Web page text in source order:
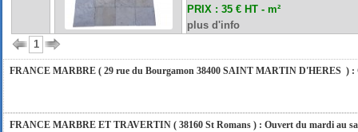
PRIX : 35 € HT - m²
plus d'info
1
FERMETURE POUR CONGES ANNUELS : Nous serons fermés du 10 au 31
vous répondrons dans les meilleurs délais. Nous aurons le plaisir de vous
FRANCE MARBRE ( 29 rue du Bourgamon 38400 SAINT MARTIN D'HERES ) :
FRANCE MARBRE ET TRAVERTIN ( 38160 St Romans ) : Ouvert du mardi au